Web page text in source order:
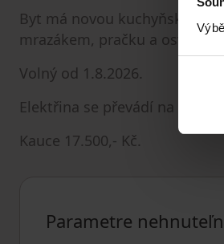
Byt má novou kuchyňskou
mrazákem, pračku a
Volný od 1.8.2026.
Elektřina se převádí na
Kauce 17.500,- Kč.
Parametre